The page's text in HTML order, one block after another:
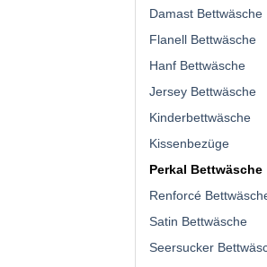
Damast Bettwäsche
Flanell Bettwäsche
Hanf Bettwäsche
Jersey Bettwäsche
Kinderbettwäsche
Kissenbezüge
Perkal Bettwäsche
Renforcé
Satin Bettwäsche
Seersucker